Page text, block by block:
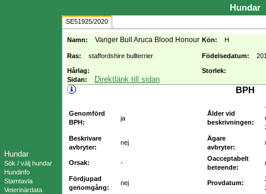
Hundar
Sök / välj hundar
Hundinfo
Stamtavla
Veterinärdata
Hundar
SE51925/2020
Namn: Vanger Bull Aruca Blood Honour Kön: H
Ras: staffordshire bullterrier Födelsedatum:
Hårlag:
Storlek:
Sidan:
Direktlänk till sidan
BPH
Genomförd
BPH:
ja
Ålder vid
beskrivningen:
Beskrivare
avbryter:
nej
Ägare
avbryter:
Orsak: -
Oacceptabelt
beteende:
Fördjupad
genomgång:
nej Provdatum: